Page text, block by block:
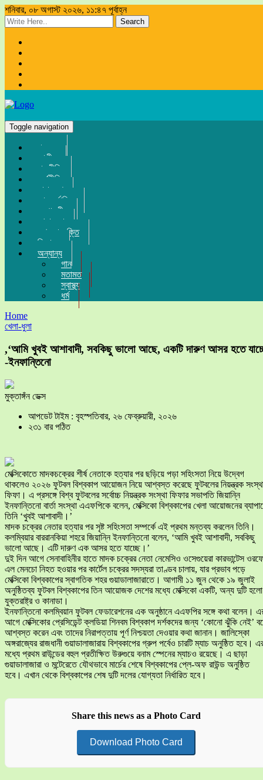
শনিবার, ০৮ অগাস্ট ২০২৬, ১১:৪৭ পূর্বাহ্ন
Search
Toggle navigation
প্রচ্ছদ
জাতীয়
রাজনীতি
অর্থনীতি
সারা দেশ
আন্তর্জাতিক
সম্পাদকীয়
খেলা-ধুলা
তথ্য-প্রযুক্তি
বিনোদন
অন্যান্য
গান
মতামত
স্বাস্থ্য
ধর্ম
Home
খেলা-ধুলা
,‘আমি খুবই আশাবাদী, সবকিছু ভালো আছে, একটি দারুণ আসর হতে
-ইনফান্তিনো
মুক্তাঙ্গঁন ডেক্স
আপডেট টাইম : বৃহস্পতিবার, ২৬ ফেব্রুয়ারী, ২০২৬
২৩১ বার পঠিত
মেক্সিকোতে মাদকচক্রের শীর্ষ নেতাকে হত্যার পর ছড়িয়ে পড়া সহিংসতা নিয়ে উদ্বেগ
থাকলেও ২০২৬ ফুটবল বিশ্বকাপ আয়োজন নিয়ে আশ্বস্ত করেছে ফুটবলের নিয়ন্ত্রক
ফিফা। এ প্রসঙ্গে বিশ্ব ফুটবলের সর্বোচ্চ নিয়ন্ত্রক সংস্থা ফিফার সভাপতি জিয়ান্নি
ইনফান্তিনো বার্তা সংস্থা এএফপিকে বলেন, মেক্সিকো বিশ্বকাপের খেলা আয়োজনের
তিনি ‘খুবই আশাবাদী।’
মাদক চক্রের নেতার হত্যার পর সৃষ্ট সহিংসতা সম্পর্কে এই প্রথম মন্তব্য করলেন তিনি।
কলম্বিয়ার বাররানকিয়া শহরে জিয়ান্নি ইনফান্তিনো বলেন, ‘আমি খুবই আশাবাদী, সবকিছু
ভালো আছে। এটি দারুণ এক আসর হতে যাচ্ছে।’
দুই দিন আগে সেনাবাহিনীর হাতে মাদক চক্রের নেতা নেমেসিও ওসেগুয়েরা কারভান্টেস
এল মেনচো নিহত হওয়ার পর কার্টেল চক্রের সদস্যরা তাণ্ডব চালায়, যার প্রভাব পড়ে
মেক্সিকো বিশ্বকাপের স্বাগতিক শহর গুয়াডালাজারাতে। আগামী ১১ জুন থেকে ১৯ জুলাই
অনুষ্ঠিতব্য ফুটবল বিশ্বকাপের তিন আয়োজক দেশের মধ্যে মেক্সিকো একটি, অন্য দুটি হলো
যুক্তরাষ্ট্র ও কানাডা।
ইনফান্তিনো কলম্বিয়ান ফুটবল ফেডারেশনের এক অনুষ্ঠানে এএফপির সঙ্গে কথা বলেন।
আগে মেক্সিকোর প্রেসিডেন্ট ক্লডিয়া শিনবম বিশ্বকাপ দর্শকদের জন্য ‘কোনো ঝুঁকি নেই’
আশ্বস্ত করেন এবং তাদের নিরাপত্তায় পূর্ণ নিশ্চয়তা দেওয়ার কথা জানান। জালিস্কো
অঙ্গরাজ্যের রাজধানী গুয়াডালাজারায় বিশ্বকাপের গ্রুপ পর্বেও চারটি ম্যাচ অনুষ্ঠিত হবে।
মধ্যে প্রথম রাউন্ডের বহুল প্রতীক্ষিত উরুগুয়ে বনাম স্পেনের ম্যাচও রয়েছে। এ ছাড়া
গুয়াডালাজারা ও মন্টেরেতে যৌথভাবে মার্চের শেষে বিশ্বকাপের প্লে-অফ রাউন্ড অনুষ্ঠিত
হবে। এখান থেকে বিশ্বকাপের শেষ দুটি দলের যোগ্যতা নির্ধারিত হবে।
Share this news as a Photo Card
Download Photo Card